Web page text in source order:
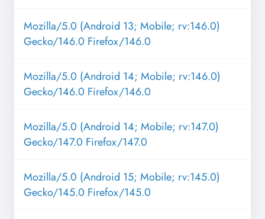
Mozilla/5.0 (Android 13; Mobile; rv:146.0)
Gecko/146.0 Firefox/146.0
Mozilla/5.0 (Android 14; Mobile; rv:146.0)
Gecko/146.0 Firefox/146.0
Mozilla/5.0 (Android 14; Mobile; rv:147.0)
Gecko/147.0 Firefox/147.0
Mozilla/5.0 (Android 15; Mobile; rv:145.0)
Gecko/145.0 Firefox/145.0